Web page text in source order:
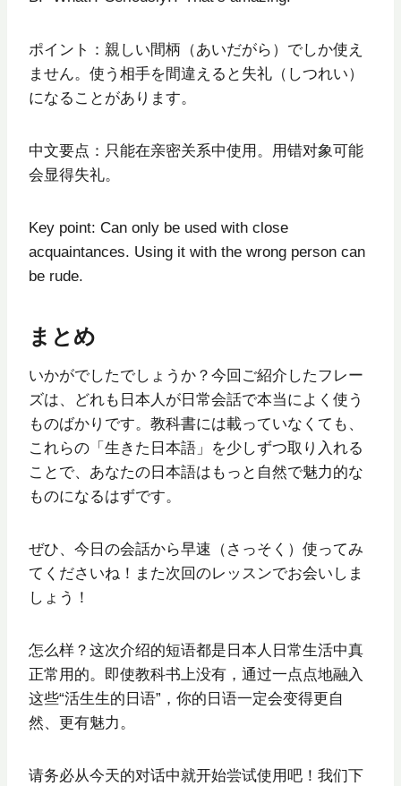
ポイント：親しい間柄（あいだがら）でしか使え
ません。使う相手を間違えると失礼（しつれい）
になることがあります。
中文要点：只能在亲密关系中使用。用错对象可能
会显得失礼。
Key point: Can only be used with close
acquaintances. Using it with the wrong person can
be rude.
まとめ
いかがでしたでしょうか？今回ご紹介したフレー
ズは、どれも日本人が日常会話で本当によく使う
ものばかりです。教科書には載っていなくても、
これらの「生きた日本語」を少しずつ取り入れる
ことで、あなたの日本語はもっと自然で魅力的な
ものになるはずです。
ぜひ、今日の会話から早速（さっそく）使ってみ
てくださいね！また次回のレッスンでお会いしま
しょう！
怎么样？这次介绍的短语都是日本人日常生活中真
正常用的。即使教科书上没有，通过一点点地融入
这些“活生生的日语”，你的日语一定会变得更自
然、更有魅力。
请务必从今天的对话中就开始尝试使用吧！我们下